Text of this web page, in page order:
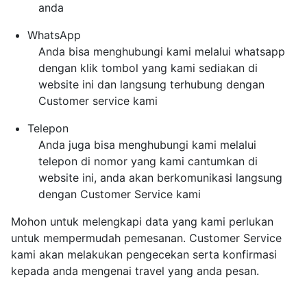
anda
WhatsApp
Anda bisa menghubungi kami melalui whatsapp
dengan klik tombol yang kami sediakan di
website ini dan langsung terhubung dengan
Customer service kami
Telepon
Anda juga bisa menghubungi kami melalui
telepon di nomor yang kami cantumkan di
website ini, anda akan berkomunikasi langsung
dengan Customer Service kami
Mohon untuk melengkapi data yang kami perlukan
untuk mempermudah pemesanan. Customer Service
kami akan melakukan pengecekan serta konfirmasi
kepada anda mengenai travel yang anda pesan.